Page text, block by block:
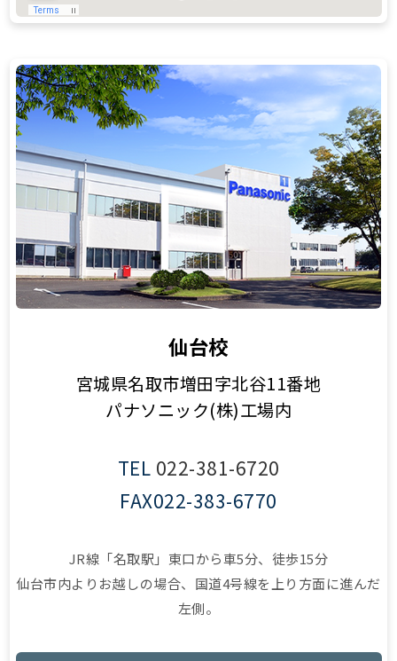
仙台校
宮城県名取市増田字北谷11番地
パナソニック(株)工場内
TEL 022-381-6720
FAX022-383-6770
JR線「名取駅」東口から車5分、徒歩15分
仙台市内よりお越しの場合、国道4号線を上り方面に進んだ
左側。